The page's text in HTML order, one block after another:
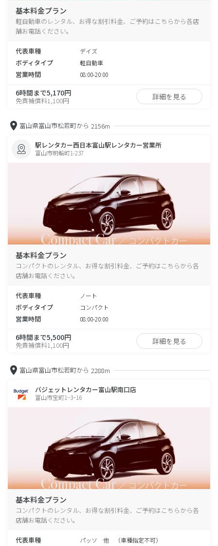
基本料金プラン
軽自動車のレンタル、お得な割引料金、ご予約はこちらから各店
舗お電話ください。
代表車種 デイズ
ボディタイプ 軽自動車
営業時間 08:00-20:00
6時間まで5,170円
免責補償料1,100円 詳細を見る
富山県富山市松若町から 2156m
駅レンタカー西日本富山駅レンタカー営業所
富山市明輪町1-237
基本料金プラン
コンパクトのレンタル、お得な割引料金、ご予約はこちらから各
店舗お電話ください。
代表車種 ノート
ボディタイプ コンパクト
営業時間 08:00-20:00
6時間まで5,500円
免責補償料1,100円 詳細を見る
富山県富山市松若町から 2288m
バジェットレンタカー富山駅南口店
富山市宝町1−3−16
基本料金プラン
コンパクトのレンタル、お得な割引料金、ご予約はこちらから各
店舗お電話ください。
代表車種 パッソ 他 （車種指定不可）